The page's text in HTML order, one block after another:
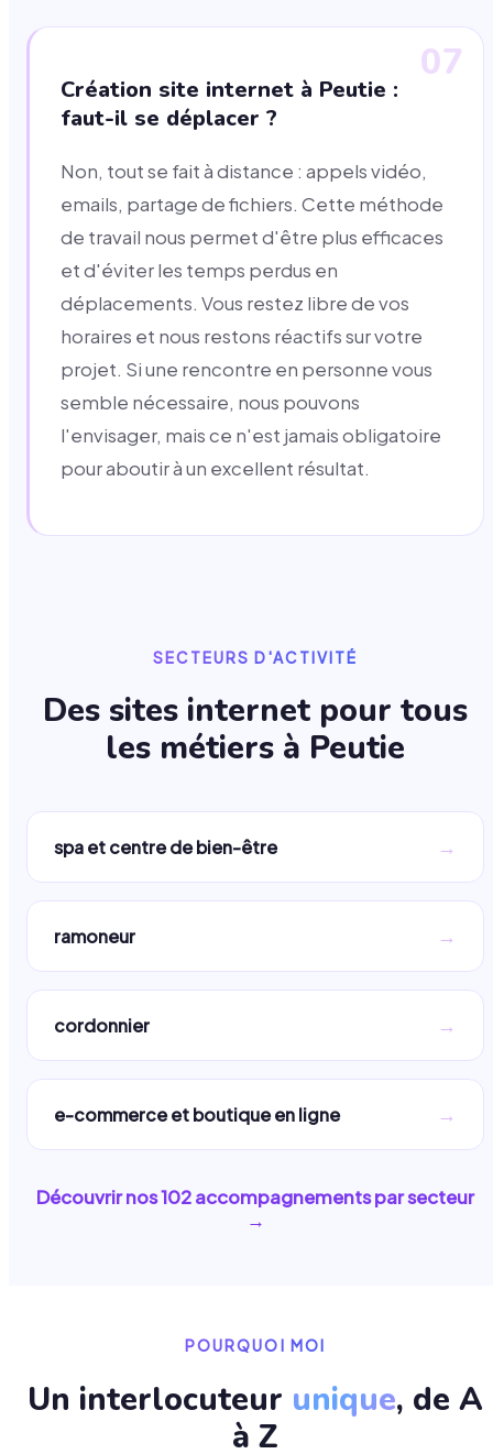
07
Création site internet à Peutie :
faut-il se déplacer ?
Non, tout se fait à distance : appels vidéo,
emails, partage de fichiers. Cette méthode
de travail nous permet d'être plus efficaces
et d'éviter les temps perdus en
déplacements. Vous restez libre de vos
horaires et nous restons réactifs sur votre
projet. Si une rencontre en personne vous
semble nécessaire, nous pouvons
l'envisager, mais ce n'est jamais obligatoire
pour aboutir à un excellent résultat.
SECTEURS D'ACTIVITÉ
Des sites internet pour tous
les métiers à Peutie
spa et centre de bien-être →
ramoneur →
cordonnier →
e-commerce et boutique en ligne →
Découvrir nos102accompagnements par secteur
→
POURQUOI MOI
Un interlocuteur unique, de A
à Z